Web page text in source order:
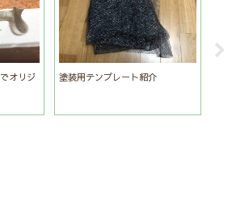
オリジ
塗装用テンプレート紹介